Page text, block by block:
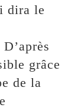
dira le
grâce
de la